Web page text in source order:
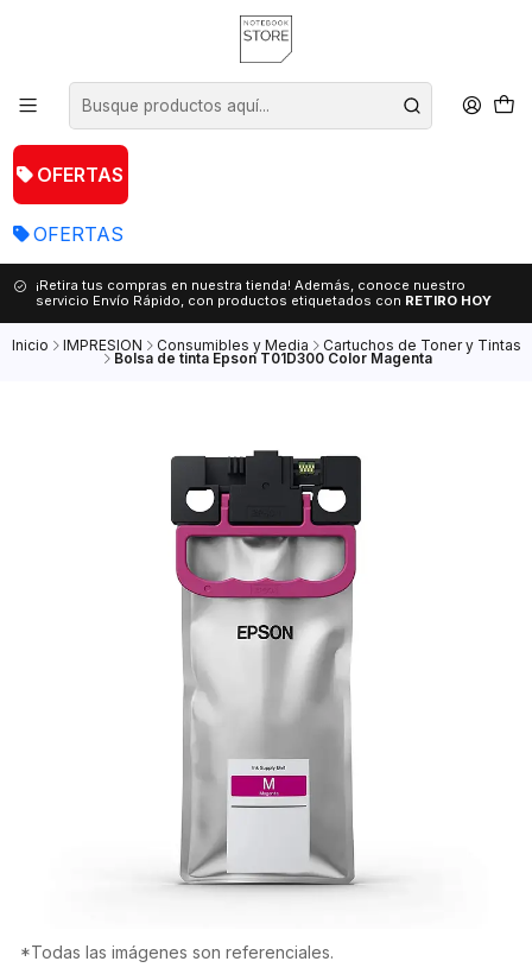
OFERTAS
OFERTAS
¡Retira tus compras en nuestra tienda! Además, conoce nuestro
servicio Envío Rápido, con productos etiquetados con RETIRO HOY
Inicio IMPRESION Consumibles y Media Cartuchos de Toner y Tintas
Bolsa de tinta Epson T01D300 Color Magenta
*Todas las imágenes son referenciales.